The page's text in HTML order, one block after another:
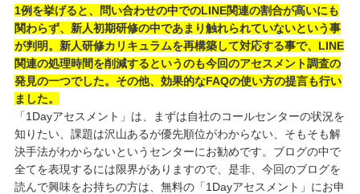
1例を挙げると、問い合わせの中でのLINE関連の割合が高いにも
関わらず、新人初期研修の中であまり触れられていないという事
が判明。新人研修カリキュラムを再構築して対応する事で、LINE
関連の処理時間を削減するというのも今回のアセスメント調査の
発見の一つでした。その他、効果的なFAQの使い方の提言も行い
ました。
「1Dayアセスメント」は、まずは自社のコールセンターの状況を
知りたい、課題は沢山あるが優先順位がわからない、そもそも解
決手法がわからないというセンターにお勧めです。ブログの中で
全てを表現するには限界がありますので、是非、今回のブログを
読んで興味をお持ちの方は、無料の「1Dayアセスメント」にお申